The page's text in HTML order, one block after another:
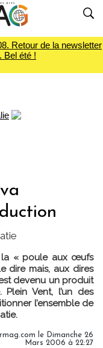
Retour de la newsletter
Bel été !
la « poule aux œufs
dire mais, aux dires
devenu un produit
Vent, l’un des
l’ensemble de
le Dimanche 26
Mars 2006 à 22:27